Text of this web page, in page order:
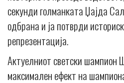
секунди голманката Џајда
одбрана и ја потврди
репрезентација.
Актуелниот светски шампион
максимален ефект на